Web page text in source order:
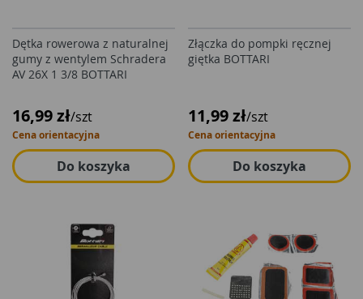
Dętka rowerowa z naturalnej
gumy z wentylem Schradera
AV 26X 1 3/8 BOTTARI
16,99 zł/szt
Cena orientacyjna
Do koszyka
Złączka do pompki ręcznej
giętka BOTTARI
11,99 zł/szt
Cena orientacyjna
Do koszyka